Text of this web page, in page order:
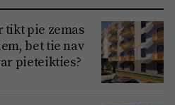
tikt pie zemas
bet tie nav
pieteikties?